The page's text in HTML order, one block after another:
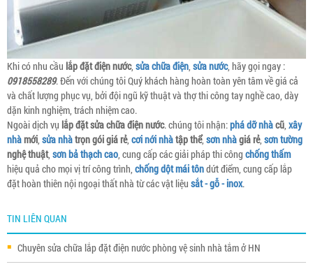
Khi có nhu cầu lắp đặt điện nước, sửa chữa điện, sửa nước, hãy gọi ngay :
0918558289. Đến với chúng tôi Quý khách hàng hoàn toàn yên tâm về giá cả
và chất lượng phục vụ, bởi đội ngũ kỹ thuật và thợ thi công tay nghề cao, dày
dặn kinh nghiệm, trách nhiệm cao.
Ngoài dịch vụ lắp đặt sửa chữa điện nước. chúng tôi nhận:phá dỡ nhàcũ, xây
nhàmới, sửa nhàtrọn gói giá rẻ, cơi nới nhàtập thể, sơn nhàgiá rẻ, sơn tường
nghệ thuật, sơn bả thạch cao, cung cấp các giải pháp thi công chống thấm
hiệu quả cho mọi vị trí công trình, chống dột mái tôndứt điểm, cung cấp lắp
đặt hoàn thiên nội ngoại thất nhà từ các vật liệu sắt - gỗ - inox.
TIN LIÊN QUAN
Chuyên sửa chữa lắp đặt điện nước phòng vệ sinh nhà tắm ở HN